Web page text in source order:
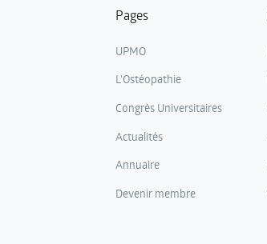
Pages
UPMO
L'Ostéopathie
Congrès Universitaires
Actualités
Annuaire
Devenir membre